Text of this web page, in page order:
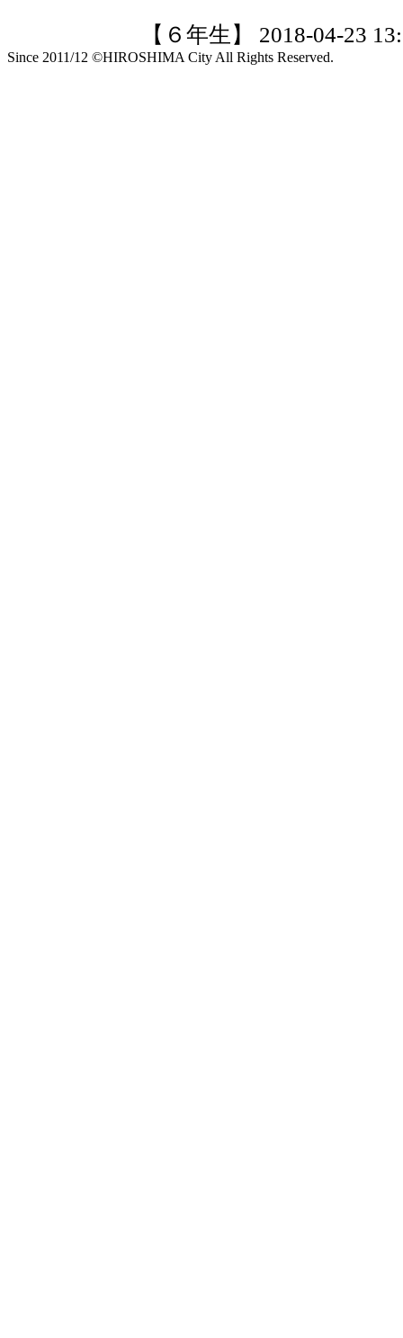
【６年生】 2018-04-23
Since 2011/12 ©HIROSHIMA City All Rights Reserved.